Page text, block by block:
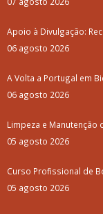
Apoio à Divulgação:
06 agosto 2026
A Volta a Portugal em
06 agosto 2026
Limpeza e Manutenção
05 agosto 2026
Curso Profissional de
05 agosto 2026